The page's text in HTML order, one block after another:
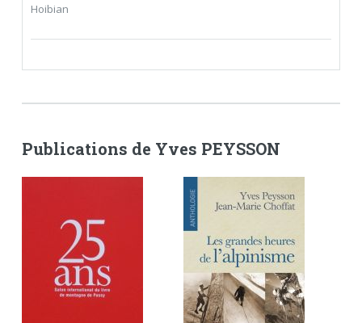
Hoibian
Publications de Yves PEYSSON